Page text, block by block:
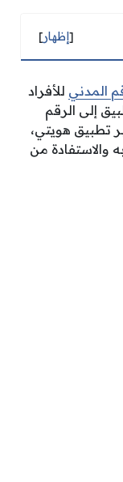
[إظهار]
المدني للأفراد
إلى الرقم
تطبيق هويتي،
من